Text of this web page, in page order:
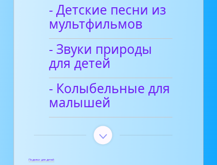
- Детские песни из
мультфильмов
- Звуки природы
для детей
- Колыбельные для
малышей
Поделки для детей